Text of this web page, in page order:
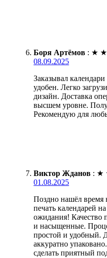
Боря Артёмов : ★ ★
08.09.2025
Заказывал
удобен. Легко
дизайн. Доставка
высшем уровне.
Рекомендую для
Виктор Жданов : ★
01.08.2025
Поздно нашёл время
печать календарей
ожидания! Качество
и насыщенные.
простой и удобный.
аккуратно
сделать приятный